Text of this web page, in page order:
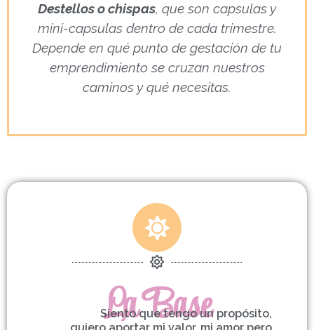
Destellos o chispas, que son capsulas y
mini-capsulas dentro de cada trimestre.
Depende en qué punto de gestación de tu
emprendimiento se cruzan nuestros
caminos y qué necesitas.
La Base
Siento que tengo un propósito,